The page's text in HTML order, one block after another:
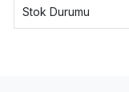
Stok Durumu